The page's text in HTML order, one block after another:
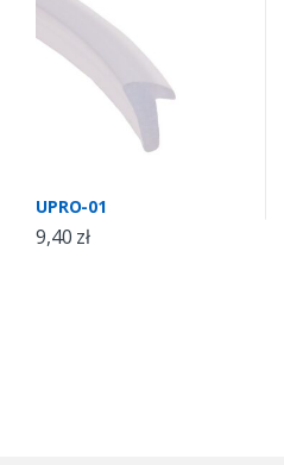
UPRO-01
9,40 zł